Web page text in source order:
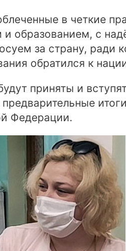
в четкие
образованием, с
за страну, ради
обратился к
приняты и
Федерации.